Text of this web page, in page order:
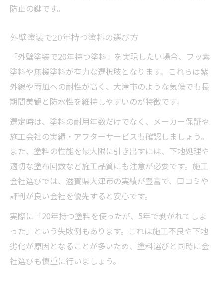
防止の鍵です。
外壁塗装で20年持つ塗料の選び方
「外壁塗装で20年持つ塗料」を実現したい場合、フッ素
塗料や無機塗料が有力な選択肢となります。これらは紫
外線や雨風への耐性が高く、大津市のような気候でも長
期間美観と防水性を維持しやすいのが特徴です。
選定時は、塗料の耐用年数だけでなく、メーカー保証や
施工会社の実績・アフターサービスも確認しましょう。
また、塗料の性能を最大限に引き出すには、下地処理や
適切な塗布回数など施工品質にも注意が必要です。施工
会社選びでは、滋賀県大津市の実績が豊富で、口コミや
評判が良い会社を優先すると安心です。
実際に「20年持つ塗料を使ったが、5年で剥がれてしま
った」という失敗例もあります。これは施工不良や下地
劣化が原因となることが多いため、塗料選びと同時に会
社選びも慎重に行いましょう。